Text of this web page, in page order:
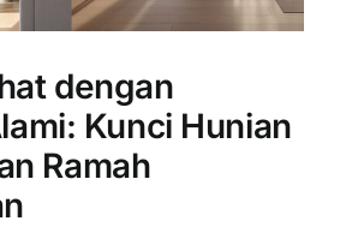
dengan
Kunci Hunian
Ramah